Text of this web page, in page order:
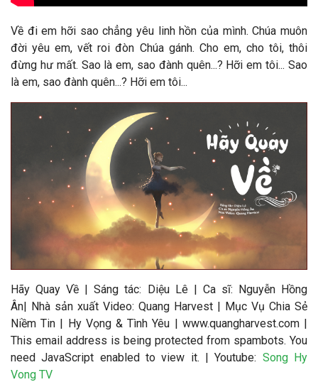
Về đi em hỡi sao chẳng yêu linh hồn của mình. Chúa muôn
đời yêu em, vết roi đòn Chúa gánh. Cho em, cho tôi, thôi
đừng hư mất. Sao là em, sao đành quên...? Hỡi em tôi... Sao
là em, sao đành quên...? Hỡi em tôi...
Hãy Quay Về | Sáng tác: Diệu Lê| Ca sĩ: Nguyễn Hồng
Ân| Nhà sản xuất Video: Quang Harvest | Mục Vụ Chia Sẻ
Niềm Tin | Hy Vọng & Tình Yêu | www.quangharvest.com |
This email address is being protected from spambots. You
need JavaScript enabled to view it. | Youtube: Song Hy
Vong TV